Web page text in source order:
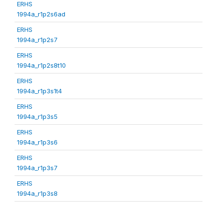
ERHS
1994a_r1p2s6ad
ERHS
1994a_r1p2s7
ERHS
1994a_r1p2s8t10
ERHS
1994a_r1p3s1t4
ERHS
1994a_r1p3s5
ERHS
1994a_r1p3s6
ERHS
1994a_r1p3s7
ERHS
1994a_r1p3s8